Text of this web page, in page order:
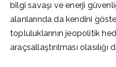
bilgi savaşı ve enerji
alanlarında da kendini
topluluklarının jeopolitik
araçsallaştırılması